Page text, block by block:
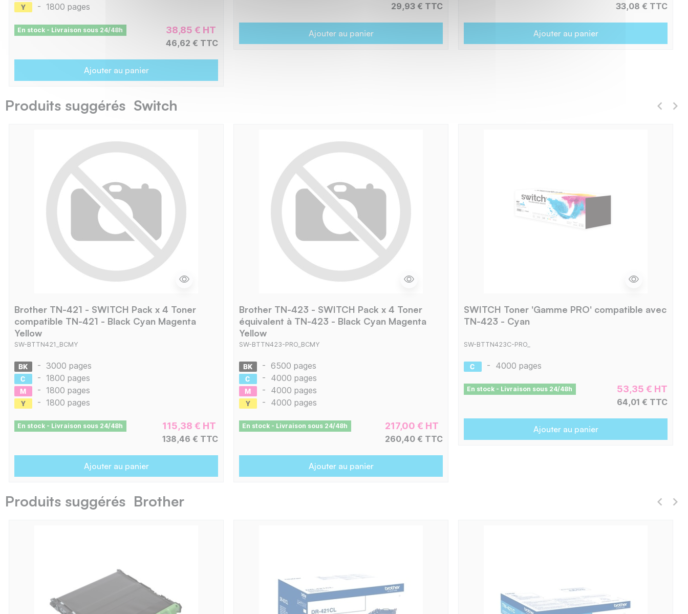
- 1800 pages
En stock - Livraison sous 24/48h 38,85 € HT
46,62 € TTC
Ajouter au panier
29,93 € TTC
Ajouter au panier
33,08 € TTC
Ajouter au panier
Produits suggérés Switch
Brother TN-421 - SWITCH Pack x 4 Toner
compatible TN-421 - Black Cyan Magenta
Yellow
SW-BTTN421_BCMY
- 3000 pages
- 1800 pages
- 1800 pages
- 1800 pages
En stock - Livraison sous 24/48h 115,38 € HT
138,46 € TTC
Ajouter au panier
Brother TN-423 - SWITCH Pack x 4 Toner
équivalent à TN-423 - Black Cyan Magenta
Yellow
SW-BTTN423-PRO_BCMY
- 6500 pages
- 4000 pages
- 4000 pages
- 4000 pages
En stock - Livraison sous 24/48h 217,00 € HT
260,40 € TTC
Ajouter au panier
SWITCH Toner 'Gamme PRO' compatible avec
TN-423 - Cyan
SW-BTTN423C-PRO_
- 4000 pages
En stock - Livraison sous 24/48h 53,35 € HT
64,01 € TTC
Ajouter au panier
Produits suggérés Brother